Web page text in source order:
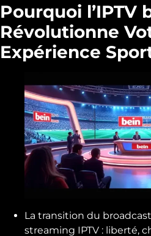
Pourquoi l’IPTV
Révolutionne
Expérience
La transition du
streaming IPTV : liberté,